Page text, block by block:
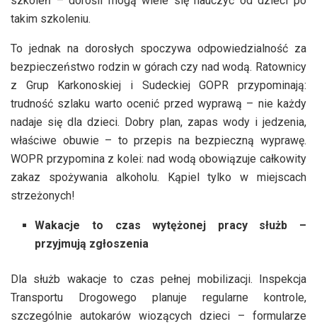
takim szkoleniu.
To jednak na dorosłych spoczywa odpowiedzialność za
bezpieczeństwo rodzin w górach czy nad wodą. Ratownicy
z Grup Karkonoskiej i Sudeckiej GOPR przypominają:
trudność szlaku warto ocenić przed wyprawą – nie każdy
nadaje się dla dzieci. Dobry plan, zapas wody i jedzenia,
właściwe obuwie – to przepis na bezpieczną wyprawę.
WOPR przypomina z kolei: nad wodą obowiązuje całkowity
zakaz spożywania alkoholu. Kąpiel tylko w miejscach
strzeżonych!
Wakacje to czas wytężonej pracy służb –
przyjmują zgłoszenia
Dla służb wakacje to czas pełnej mobilizacji. Inspekcja
Transportu Drogowego planuje regularne kontrole,
szczególnie autokarów wiozących dzieci – formularze